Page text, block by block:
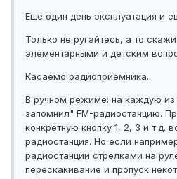
Еще один день эксплуатация и
Только не ругайтесь, а то
элементарными и детским
Касаемо радиоприемника.
В ручном режиме: на каждую из
запомнил" FM-радиостанцию.
конкретную кнопку 1, 2, 3 и т.д.
радиостанция. Но если
радиостанции стрелками на
перескакивание и пропуск